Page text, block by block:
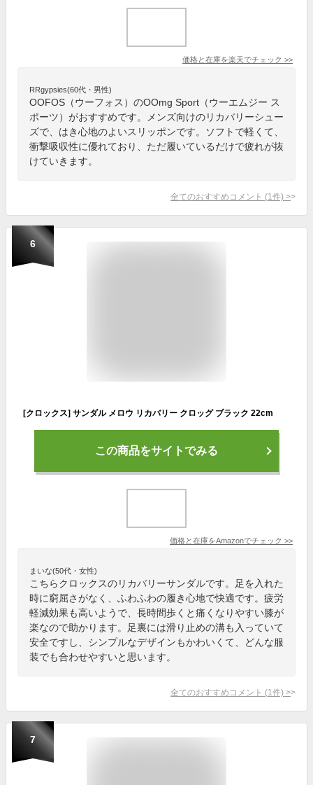
価格と在庫を楽天でチェック >>
RRgypsies(60代・男性)
OOFOS（ウーフォス）のOOmg Sport（ウーエムジー ス
ポーツ）がおすすめです。メンズ向けのリカバリーシュー
ズで、はき心地のよいスリッポンです。ソフトで軽くて、
衝撃吸収性に優れており、ただ履いているだけで疲れが抜
けていきます。
全てのおすすめコメント (1 件) >
6
[クロックス] サンダル メロウ リカバリー クロッグ ブラック 22cm
この商品をサイトでみる
価格と在庫をAmazonでチェック >>
まいな(50代・女性)
こちらクロックスのリカバリーサンダルです。足を入れた
時に窮屈さがなく、ふわふわの履き心地で快適です。疲労
軽減効果も高いようで、長時間歩くと痛くなりやすい膝が
楽なので助かります。足裏には滑り止めの溝も入っていて
安全ですし、シンプルなデザインもかわいくて、どんな服
装でも合わせやすいと思います。
全てのおすすめコメント (1 件) >
7